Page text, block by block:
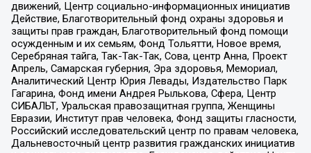
движений, Центр социально-информационных инициатив
Действие, Благотворительный фонд охраны здоровья и
защиты прав граждан, Благотворительный фонд помощи
осужденным и их семьям, Фонд Тольятти, Новое время,
Серебряная тайга, Так-Так-Так, Сова, центр Анна, Проект
Апрель, Самарская губерния, Эра здоровья, Мемориал,
Аналитический Центр Юрия Левады, Издательство Парк
Гагарина, Фонд имени Андрея Рылькова, Сфера, Центр
СИБАЛЬТ, Уральская правозащитная группа, Женщины
Евразии, Институт прав человека, Фонд защиты гласности,
Российский исследовательский центр по правам человека,
Дальневосточный центр развития гражданских инициатив